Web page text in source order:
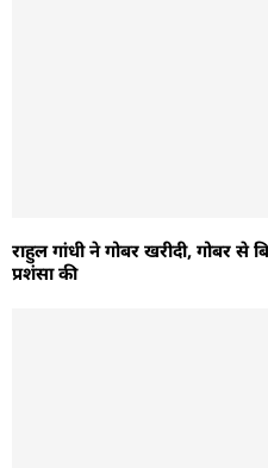
राहुल गांधी ने गोबर खरीदी, गोबर से
प्रशंसा की